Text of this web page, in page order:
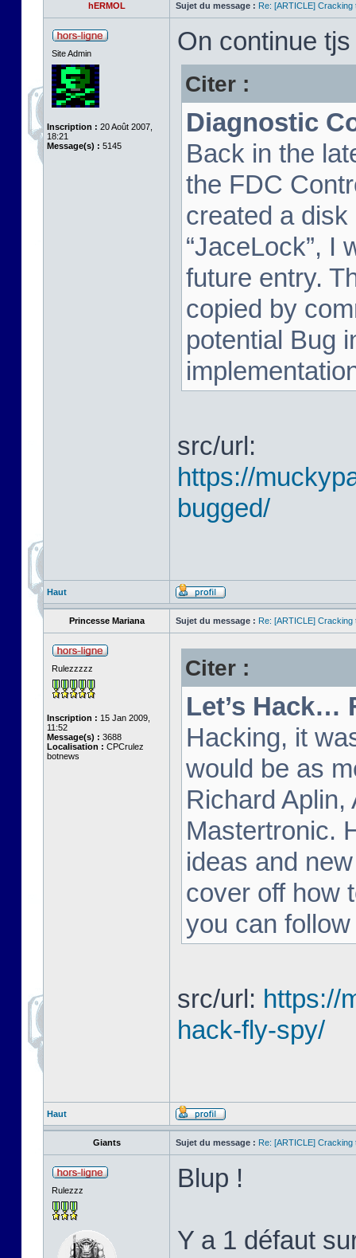
hERMOL Sujet du message : Re: [ARTICLE] Cracking
Site Admin
Inscription : 20 Août 2007,
18:21
Message(s) : 5145
On continue
Citer :
Diagnostic
Back in the
the FDC
created a
“JaceLock”, I
future entry.
copied by
potential Bug
src/url:
https://
bugged/
Haut
Princesse Mariana Sujet du message : Re: [ARTICLE] Cracking
Rulezzzzz
Inscription : 15 Jan 2009,
11:52
Message(s) : 3688
Localisation : CPCrulez
botnews
Citer :
Let’s Hack…
Hacking, it
would be as
Richard
Mastertronic.
ideas and
cover off how
you can
src/url: https://
hack-fly-spy/
Haut
Giants Sujet du message : Re: [ARTICLE] Cracking
Rulezzz Blup !
Y a 1 défaut